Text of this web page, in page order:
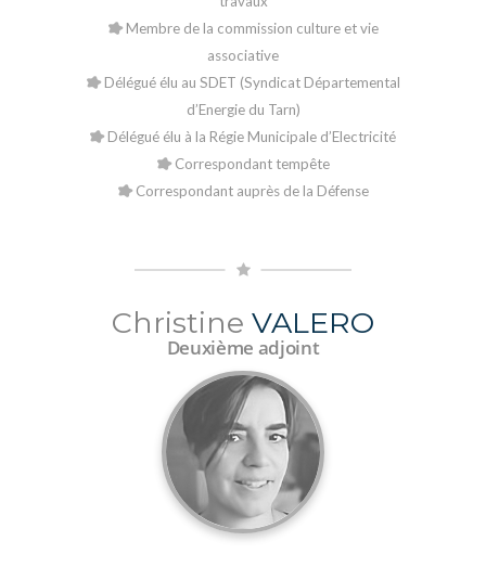
Membre de la commission culture et vie
associative
Délégué élu au SDET (Syndicat Départemental
d’Energie du Tarn)
Délégué élu à la Régie Municipale d’Electricité
Correspondant tempête
Correspondant auprès de la Défense
Christine VALERO
Deuxième adjoint